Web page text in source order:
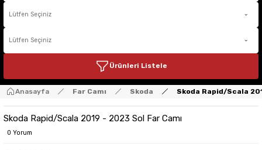
Ürünleri Listele
Anasayfa Far Camı Skoda Skoda Rapid/Scala
Skoda Rapid/Scala 2019 - 2023 Sol Far Camı
0 Yorum